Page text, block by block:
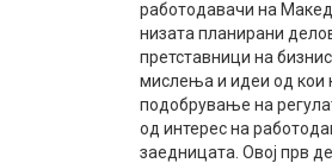
работодавачи на
низата планирани
претставници на
мислења и идеи од кои
подобрување на
од интерес на
заедницата. Овој прв